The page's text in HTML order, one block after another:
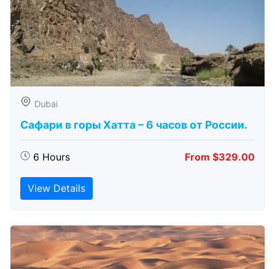
Dubai
Сафари в горы Хатта – 6 часов от России.
6 Hours From $329.00
View Details